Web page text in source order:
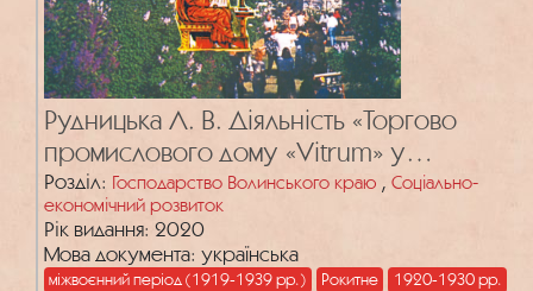
Рудницька Л. В. Діяльність «Торгово
промислового дому «Vitrum» у
Рокитному в 1920-1930 х рр.
Розділ: Господарство Волинського краю , Соціально-
економічний розвиток
Рік видання: 2020
Мова документа: українська
міжвоєнний період (1919-1939 рр.) Рокитне
1920-1930 рр.